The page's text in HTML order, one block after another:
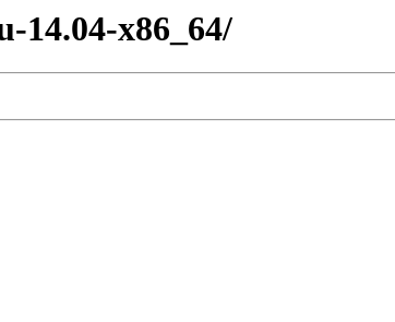
14.04-x86_64/